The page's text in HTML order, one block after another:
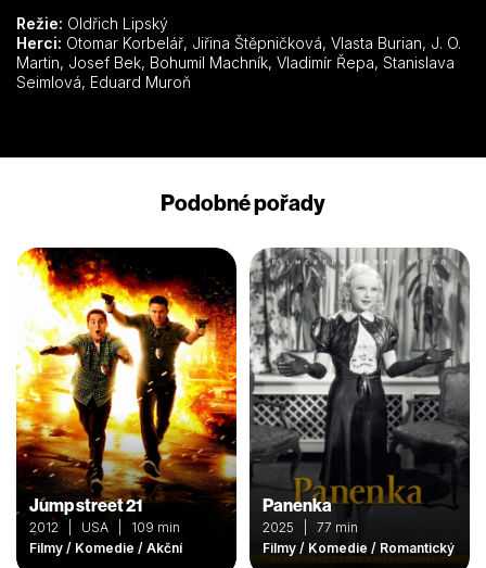
Režie: Oldřich Lipský
Herci:
Martin, Josef Bek, Bohumil Machník, Vladimír Řepa, Stanislava
Seimlová, Eduard Muroň
Podobné pořady
Jump street 21
2012 | USA | 109 min
Filmy / Komedie / Akční
Panenka
2025 | 77 min
Filmy / Komedie / Romantický